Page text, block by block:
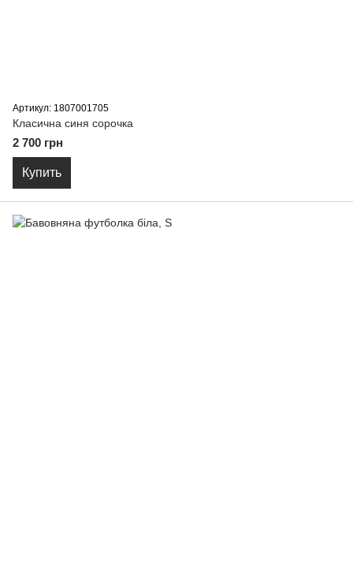
Артикул: 1807001705
Класична синя сорочка
2 700 грн
Купить